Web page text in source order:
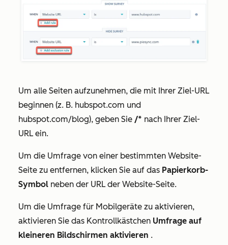
Um alle Seiten aufzunehmen, die mit Ihrer Ziel-URL
beginnen (z. B. hubspot.com und
hubspot.com/blog), geben Sie /* nach Ihrer Ziel-
URL ein.
Um die Umfrage von einer bestimmten Website-
Seite zu entfernen, klicken Sie auf das Papierkorb-
Symbol neben der URL der Website-Seite.
Um die Umfrage für Mobilgeräte zu aktivieren,
aktivieren Sie das Kontrollkästchen Umfrage auf
kleineren Bildschirmen aktivieren .